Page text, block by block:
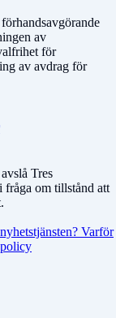
av
för
av avdrag för
Tres
fråga om tillstånd att
Varför